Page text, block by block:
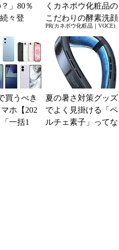
」80％
々登
の本気が
くカネボウ化粧品の
こだわりの酵素洗顔
とは？
PR(カネボウ化粧品｜VOCE)
買うべき
ホ【202
一括1
夏の暑さ対策グッズ
でよく見掛ける「ペ
ルチェ素子」ってな